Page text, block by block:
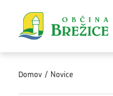
Domov / Novice